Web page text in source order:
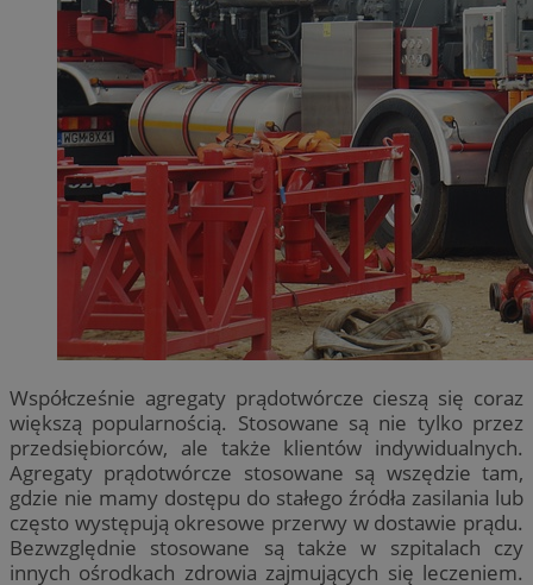
Współcześnie agregaty prądotwórcze cieszą się coraz
większą popularnością. Stosowane są nie tylko przez
przedsiębiorców, ale także klientów indywidualnych.
Agregaty prądotwórcze stosowane są wszędzie tam,
gdzie nie mamy dostępu do stałego źródła zasilania lub
często występują okresowe przerwy w dostawie prądu.
Bezwzględnie stosowane są także w szpitalach czy
innych ośrodkach zdrowia zajmujących się leczeniem.